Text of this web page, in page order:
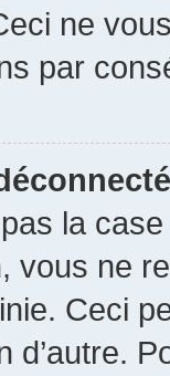
ne
par
la
vous ne
Ceci
d’autre.